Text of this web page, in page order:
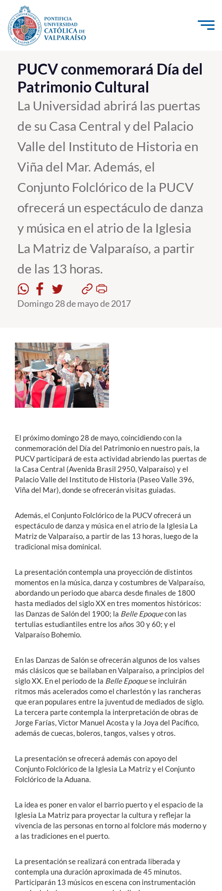
Click acá para ir directamente al contenido
La Universidad
Investigación, Creación e Innovación
PUCV Internacional
Vinculación con el Medio
Admisión
Estudiantes
Académicos
Funcionarios
Alumni
English
PUCV conmemorará Día del
Patrimonio Cultural
La Universidad abrirá las puertas
de su Casa Central y del Palacio
Valle del Instituto de Historia en
Viña del Mar. Además, el
Conjunto Folclórico de la PUCV
ofrecerá un espectáculo de danza
y música en el atrio de la Iglesia
La Matriz de Valparaíso, a partir
de las 13 horas.
Domingo 28 de mayo de 2017
El próximo domingo 28 de mayo, coincidiendo con la
conmemoración del Día del Patrimonio en nuestro país, la
PUCV participará de esta actividad abriendo las puertas de
la Casa Central (Avenida Brasil 2950, Valparaíso) y el
Palacio Valle del Instituto de Historia (Paseo Valle 396,
Viña del Mar), donde se ofrecerán visitas guiadas.
Además, el Conjunto Folclórico de la PUCV ofrecerá un
espectáculo de danza y música en el atrio de la Iglesia La
Matriz de Valparaíso, a partir de las 13 horas, luego de la
tradicional misa dominical.
La presentación contempla una proyección de distintos
momentos en la música, danza y costumbres de Valparaíso,
abordando un periodo que abarca desde finales de 1800
hasta mediados del siglo XX en tres momentos históricos:
las Danzas de Salón del 1900; la Belle Epoquecon las
tertulias estudiantiles entre los años 30 y 60; y el
Valparaíso Bohemio.
En las Danzas de Salón se ofrecerán algunos de los valses
más clásicos que se bailaban en Valparaíso, a principios del
siglo XX. En el periodo de la Belle Epoquese incluirán
ritmos más acelerados como el charlestón y las rancheras
que eran populares entre la juventud de mediados de siglo.
La tercera parte contempla la interpretación de obras de
Jorge Farías, Victor Manuel Acosta y la Joya del Pacífico,
además de cuecas, boleros, tangos, valses y otros.
La presentación se ofrecerá además con apoyo del
Conjunto Folclórico de la Iglesia La Matriz y el Conjunto
Folclórico de la Aduana.
La idea es poner en valor el barrio puerto y el espacio de la
Iglesia La Matriz para proyectar la cultura y reflejar la
vivencia de las personas en torno al folclore más moderno y
a las tradiciones en el puerto.
La presentación se realizará con entrada liberada y
contempla una duración aproximada de 45 minutos.
Participarán 13 músicos en escena con instrumentación